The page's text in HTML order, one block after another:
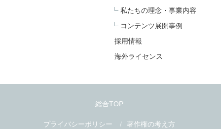
私たちの理念・事業内容
コンテンツ展開事例
採用情報
海外ライセンス
総合TOP
プライバシーポリシー 著作権の考え方